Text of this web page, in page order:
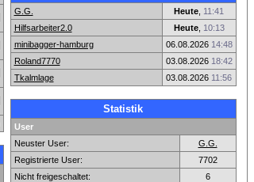
G.G. Heute 11:41
Hilfsarbeiter2.0
Heute, 10:13
minibagger-hamburg
06.08.2026 14:48
Roland7770
03.08.2026 18:42
Tkalmlage
03.08.2026 11:56
Statistik
User
Neuster User:
G.G.
Registrierte User:
7702
Nicht freigeschaltet:
6